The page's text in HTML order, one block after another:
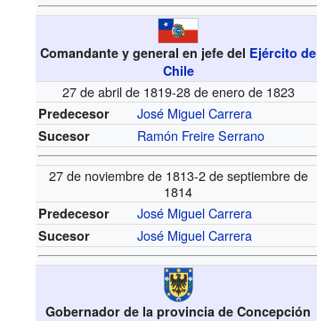
Comandante y general en jefe del Ejército de
Chile
27 de abril de 1819-28 de enero de 1823
Predecesor José Miguel Carrera
Sucesor Ramón Freire Serrano
27 de noviembre de 1813-2 de septiembre de
1814
Predecesor José Miguel Carrera
Sucesor José Miguel Carrera
Gobernador de la provincia de Concepción